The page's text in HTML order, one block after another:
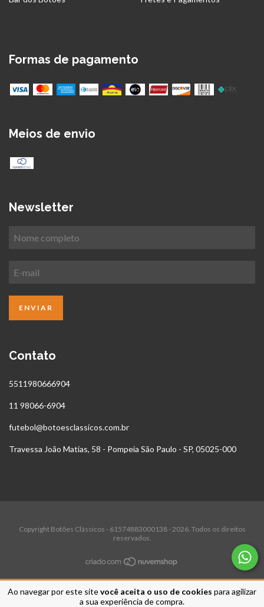
Ao navegar por este sitevocê aceita o uso de cookies para agilizar
a sua experiência de compra.
Formas de pagamento
Meios de envio
Newsletter
Contato
5511980666904
11 98066-6904
futebol@botoesclassicos.com.br
Travessa João Matias, 58 - Pompeia São Paulo - SP, 05025-000
Copyright Botões Clássicos - 61574883000138 - 2026. Todos os direitos
reservados.